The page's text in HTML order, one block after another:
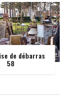
de débarras
58